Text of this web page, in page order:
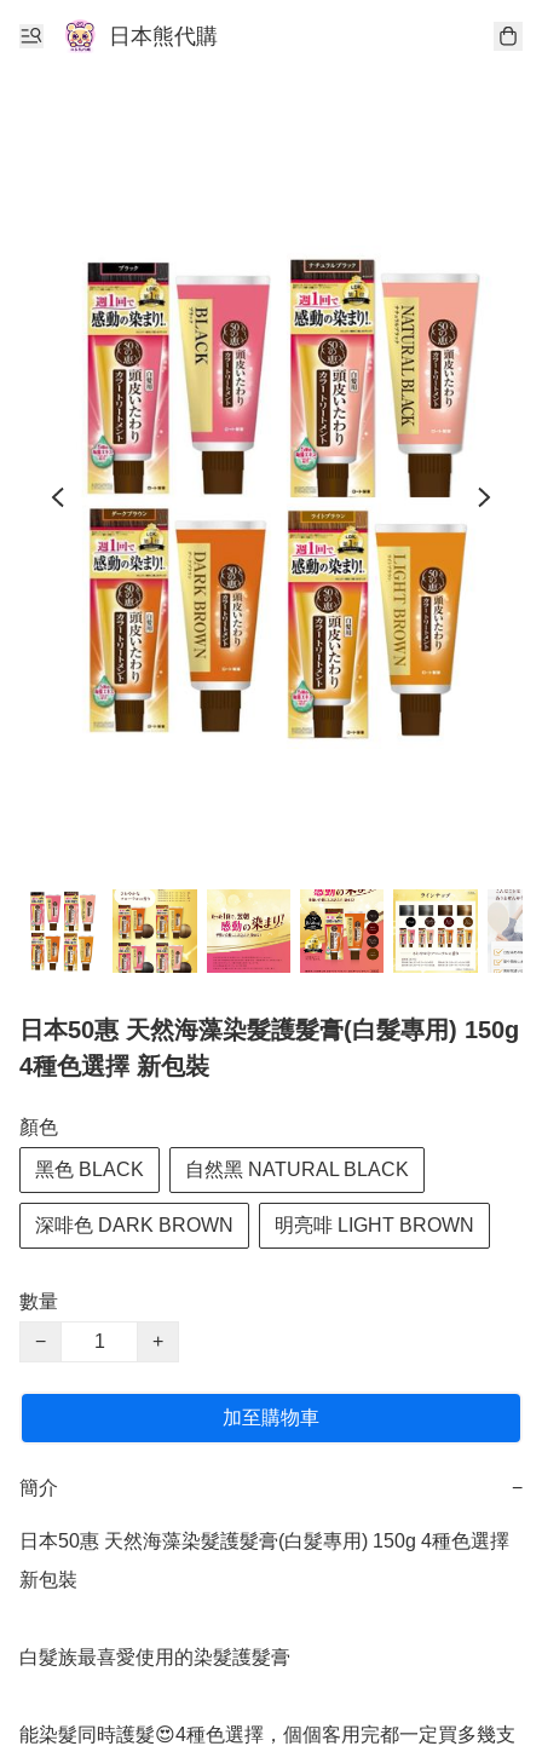
日本熊代購
日本50惠 天然海藻染髮護髮膏(白髮專用) 150g
4種色選擇 新包裝
顏色
黑色 BLACK 自然黑 NATURAL BLACK
深啡色 DARK BROWN 明亮啡 LIGHT BROWN
數量
−
+
加至購物車
簡介 −
日本50惠 天然海藻染髮護髮膏(白髮專用) 150g 4種色選擇
新包裝
白髮族最喜愛使用的染髮護髮膏
能染髮同時護髮😍4種色選擇，個個客用完都一定買多幾支